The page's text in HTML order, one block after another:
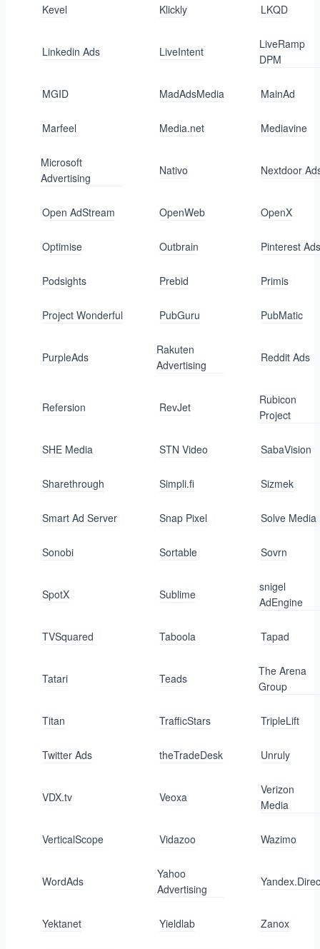
Kevel Klickly LKQD
Linkedin Ads LiveIntent
LiveRamp
DPM
MGID MadAdsMedia MainAd
Marfeel Media.net Mediavine
Microsoft
Advertising
Nativo Nextdoor
Open AdStream OpenWeb OpenX
Optimise Outbrain Pinterest Ads
Podsights Prebid Primis
Project Wonderful PubGuru PubMatic
PurpleAds
Rakuten
Advertising
Reddit Ads
Refersion RevJet
Rubicon
Project
SHE Media STN Video SabaVision
Sharethrough Simpli.fi Sizmek
Smart Ad Server Snap Pixel Solve Media
Sonobi Sortable Sovrn
SpotX Sublime
snigel
AdEngine
TVSquared Taboola Tapad
Tatari Teads
The Arena
Group
Titan TrafficStars TripleLift
Twitter Ads theTradeDesk Unruly
VDX.tv Veoxa
Verizon
Media
VerticalScope Vidazoo Wazimo
WordAds
Yahoo
Advertising
Yektanet Yieldlab Zanox